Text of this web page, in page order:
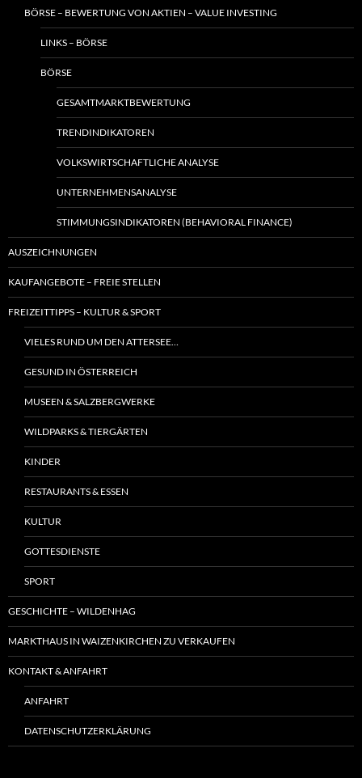
BÖRSE – BEWERTUNG VON AKTIEN – VALUE INVESTING
LINKS – BÖRSE
BÖRSE
GESAMTMARKTBEWERTUNG
TRENDINDIKATOREN
VOLKSWIRTSCHAFTLICHE ANALYSE
UNTERNEHMENSANALYSE
STIMMUNGSINDIKATOREN (BEHAVIORAL FINANCE)
AUSZEICHNUNGEN
KAUFANGEBOTE – FREIE STELLEN
FREIZEITTIPPS – KULTUR & SPORT
VIELES RUND UM DEN ATTERSEE…
GESUND IN ÖSTERREICH
MUSEEN & SALZBERGWERKE
WILDPARKS & TIERGÄRTEN
KINDER
RESTAURANTS & ESSEN
KULTUR
GOTTESDIENSTE
SPORT
GESCHICHTE – WILDENHAG
MARKTHAUS IN WAIZENKIRCHEN ZU VERKAUFEN
KONTAKT & ANFAHRT
ANFAHRT
DATENSCHUTZERKLÄRUNG